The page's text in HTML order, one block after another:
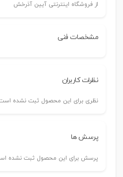
از فروشگاه اینترنتی آیین آذرخش
مشخصات فنی
نظرات کاربران
نظری برای این محصول ثبت نشده است.
پرسش ها
پرسش برای این محصول ثبت نشده